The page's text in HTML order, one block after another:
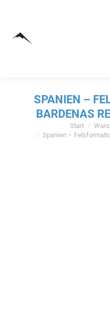
SPANIEN –
BARDENAS
Sie befinden sich hier:
Start
Spanien –